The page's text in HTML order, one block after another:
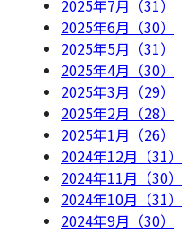
2025年7月（31）
2025年6月（30）
2025年5月（31）
2025年4月（30）
2025年3月（29）
2025年2月（28）
2025年1月（26）
2024年12月（31）
2024年11月（30）
2024年10月（31）
2024年9月（30）